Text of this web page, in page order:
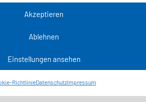
Akzeptieren
Ablehnen
Einstellungen ansehen
RichtlinieDatenschutzImpressum